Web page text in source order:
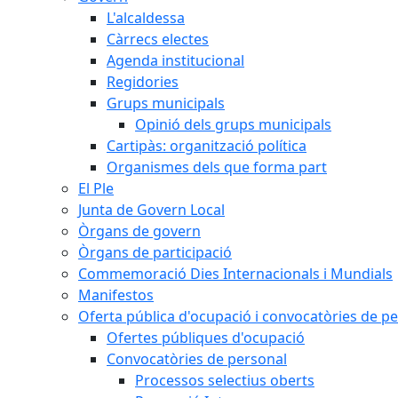
L'alcaldessa
Càrrecs electes
Agenda institucional
Regidories
Grups municipals
Opinió dels grups municipals
Cartipàs: organització política
Organismes dels que forma part
El Ple
Junta de Govern Local
Òrgans de govern
Òrgans de participació
Commemoració Dies Internacionals i Mundials
Manifestos
Oferta pública d'ocupació i convocatòries de
Ofertes públiques d'ocupació
Convocatòries de personal
Processos selectius oberts